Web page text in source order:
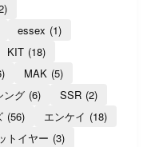
essex (1)
KIT (18)
MAK (5)
ング (6) SSR (2)
(56) エンケイ (18)
トイヤー (3)